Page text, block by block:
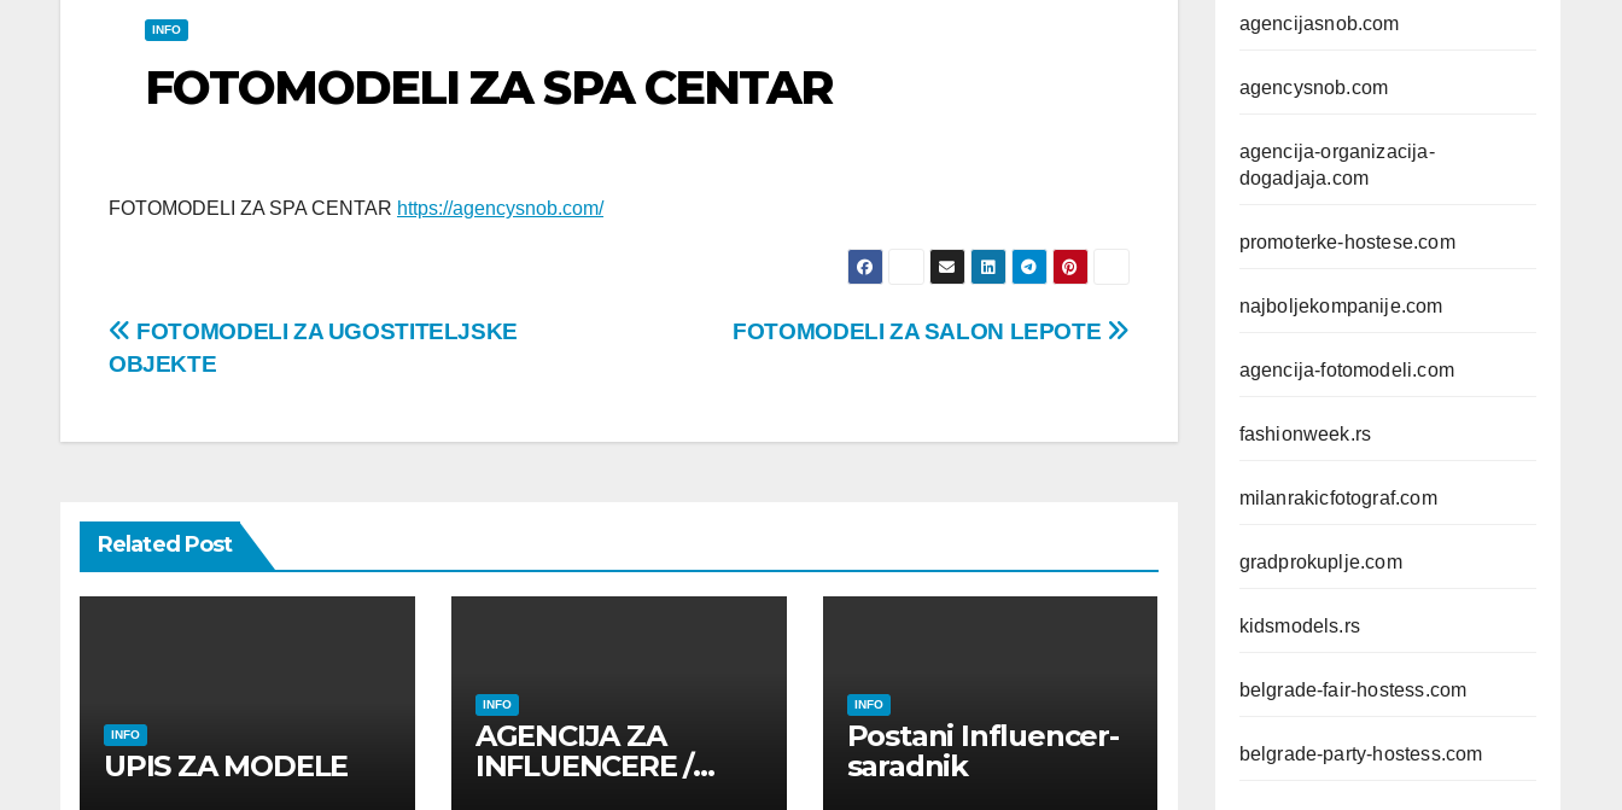
INFO
FOTOMODELI ZA SPA CENTAR
FOTOMODELI ZA SPA CENTAR https://agencysnob.com/
Post
FOTOMODELI ZA SALON LEPOTE
FOTOMODELI ZA UGOSTITELJSKE
OBJEKTE
Related Post
INFO
UPIS ZA MODELE
INFO
AGENCIJA ZA
INFLUENCERE /
INFO
Postani Influencer-
saradnik
agencijasnob.com
agencysnob.com
agencija-organizacija-
dogadjaja.com
promoterke-hostese.com
najboljekompanije.com
agencija-fotomodeli.com
fashionweek.rs
milanrakicfotograf.com
gradprokuplje.com
kidsmodels.rs
belgrade-fair-hostess.com
belgrade-party-hostess.com